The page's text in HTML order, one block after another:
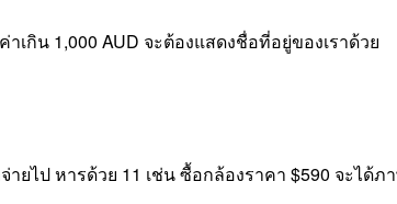
กิน 1,000 AUD จะต้องแสดงชื่อที่อยู่ของเราด้วย
ายไป หารด้วย 11 เช่น ซื้อกล้องราคา $590 จะได้